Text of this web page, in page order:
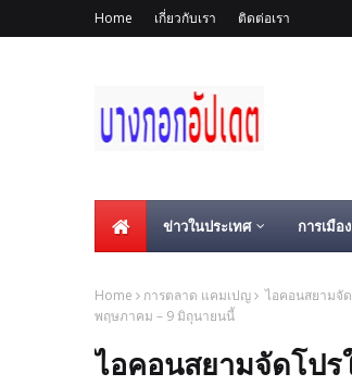
Home เกี่ยวกับเรา ติดต่อเรา
ข่าวในประเทศ การเมือง
Home การตลาด แคมเปญ
ไอคอนสยามจัด
พฤษภาคม – 9 มิถุนายนนี้
ไอคอนสยามจัดโปร